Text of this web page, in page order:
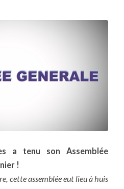
a tenu son Assemblée
!
cette assemblée eut lieu à huis